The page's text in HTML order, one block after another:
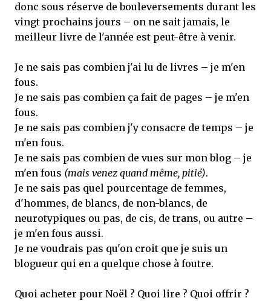
donc sous réserve de bouleversements durant les
vingt prochains jours – on ne sait jamais, le
meilleur livre de l'année est peut-être à venir.
Je ne sais pas combien j'ai lu de livres – je m'en
fous.
Je ne sais pas combien ça fait de pages – je m'en
fous.
Je ne sais pas combien j'y consacre de temps – je
m'en fous.
Je ne sais pas combien de vues sur mon blog – je
m'en fous (mais venez quand même, pitié).
Je ne sais pas quel pourcentage de femmes,
d'hommes, de blancs, de non-blancs, de
neurotypiques ou pas, de cis, de trans, ou autre –
je m'en fous aussi.
Je ne voudrais pas qu'on croit que je suis un
blogueur qui en a quelque chose à foutre.
Quoi acheter pour Noël ? Quoi lire ? Quoi offrir ?